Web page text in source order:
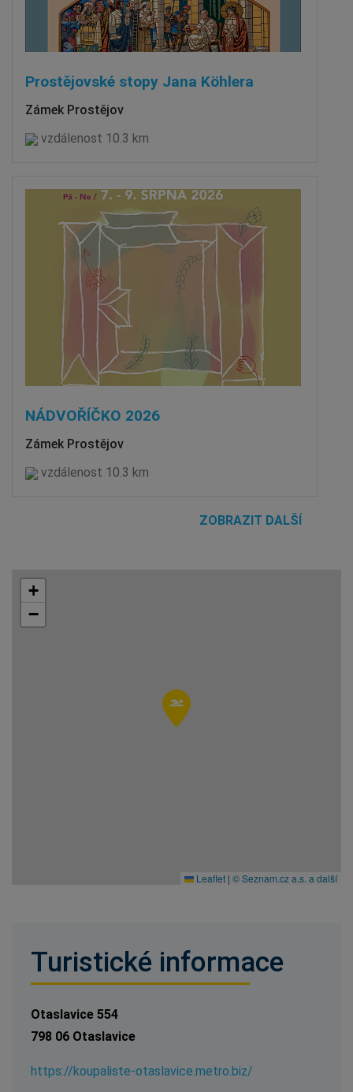
Prostějovské stopy Jana Köhlera
Zámek Prostějov
vzdálenost 10.3 km
NÁDVOŘÍČKO 2026
Zámek Prostějov
vzdálenost 10.3 km
ZOBRAZIT DALŠÍ
+
−
Leaflet | © Seznam.cz a.s. a další
Turistické informace
Otaslavice 554
798 06 Otaslavice
https://koupaliste-otaslavice.metro.biz/